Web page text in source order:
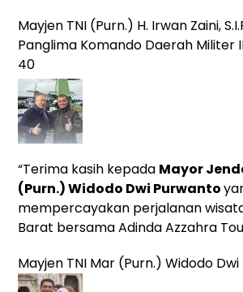
Mayjen TNI (Purn.) H. Irwan Zaini,
Panglima Komando Daerah Militer
40
“Terima kasih kepada Mayor
(Purn.) Widodo Dwi Purwanto
mempercayakan perjalanan
Barat bersama Adinda Azzahra
Mayjen TNI Mar (Purn.) Widodo